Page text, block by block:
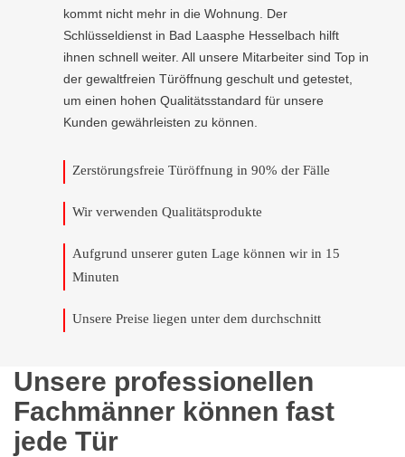
kommt nicht mehr in die Wohnung. Der
Schlüsseldienst in Bad Laasphe Hesselbach hilft
ihnen schnell weiter. All unsere Mitarbeiter sind Top in
der gewaltfreien Türöffnung geschult und getestet,
um einen hohen Qualitätsstandard für unsere
Kunden gewährleisten zu können.
Zerstörungsfreie Türöffnung in 90% der Fälle
Wir verwenden Qualitätsprodukte
Aufgrund unserer guten Lage können wir in 15
Minuten
Unsere Preise liegen unter dem durchschnitt
Unsere professionellen
Fachmänner können fast
jede Tür